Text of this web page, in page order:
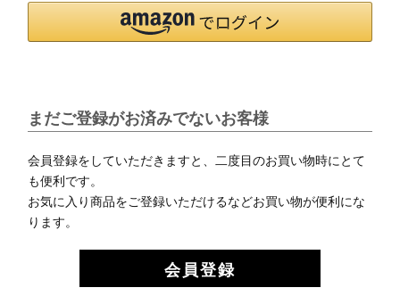
まだご登録がお済みでないお客様
会員登録をしていただきますと、二度目のお買い物時にとて
も便利です。
お気に入り商品をご登録いただけるなどお買い物が便利にな
ります。
会員登録